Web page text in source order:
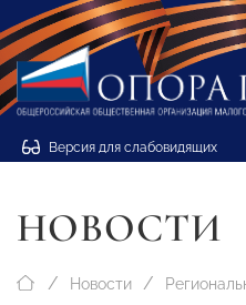
Версия для слабовидящих
НОВОСТИ
Новости